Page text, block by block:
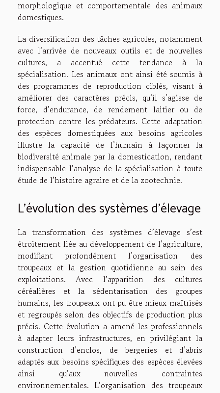
morphologique et comportementale des animaux
domestiques.
La diversification des tâches agricoles, notamment
avec l’arrivée de nouveaux outils et de nouvelles
cultures, a accentué cette tendance à la
spécialisation. Les animaux ont ainsi été soumis à
des programmes de reproduction ciblés, visant à
améliorer des caractères précis, qu’il s’agisse de
force, d’endurance, de rendement laitier ou de
protection contre les prédateurs. Cette adaptation
des espèces domestiquées aux besoins agricoles
illustre la capacité de l’humain à façonner la
biodiversité animale par la domestication, rendant
indispensable l’analyse de la spécialisation à toute
étude de l’histoire agraire et de la zootechnie.
L’évolution des systèmes d’élevage
La transformation des systèmes d’élevage s’est
étroitement liée au développement de l’agriculture,
modifiant profondément l’organisation des
troupeaux et la gestion quotidienne au sein des
exploitations. Avec l’apparition des cultures
céréalières et la sédentarisation des groupes
humains, les troupeaux ont pu être mieux maîtrisés
et regroupés selon des objectifs de production plus
précis. Cette évolution a amené les professionnels
à adapter leurs infrastructures, en privilégiant la
construction d’enclos, de bergeries et d’abris
adaptés aux besoins spécifiques des espèces élevées
ainsi qu’aux nouvelles contraintes
environnementales. L’organisation des troupeaux